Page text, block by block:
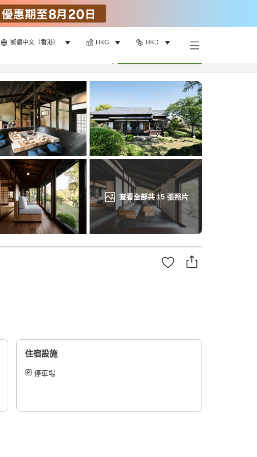
繁體中文（香港） HKG HKD
查看全部共 15張照片
住宿設施
停車場